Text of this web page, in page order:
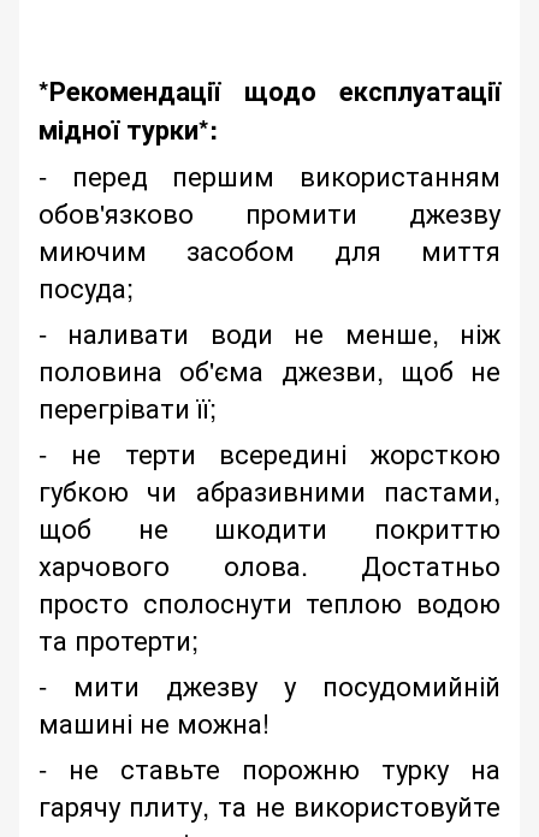
*Рекомендації щодо експлуатації
мідної турки*:
- перед першим використанням
обов'язково промити джезву
миючим засобом для миття
посуда;
- наливати води не менше, ніж
половина об'єма джезви, щоб не
перегрівати її;
- не терти всередині жорсткою
губкою чи абразивними пастами,
щоб не шкодити покриттю
харчового олова. Достатньо
просто сполоснути теплою водою
та протерти;
- мити джезву у посудомийній
машині не можна!
- не ставьте порожню турку на
гарячу плиту, та не використовуйте